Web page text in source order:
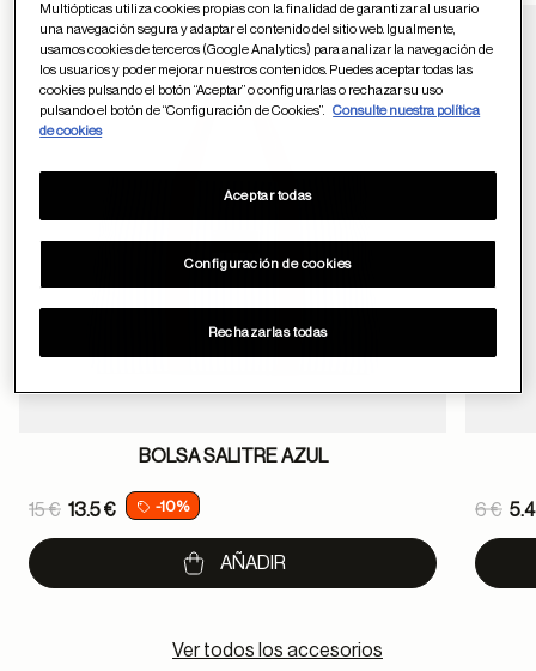
Guardar en
BOLSA SALITRE AZUL
Price reduced from
15 €
to
13.5 € -10%
AÑADIR
6 €
to
Ver todos los accesorios
Multiópticas utiliza cookies propias con la finalidad de garantizar al usuario
una navegación segura y adaptar el contenido del sitio web. Igualmente,
usamos cookies de terceros (Google Analytics) para analizar la navegación de
los usuarios y poder mejorar nuestros contenidos. Puedes aceptar todas las
cookies pulsando el botón “Aceptar” o configurarlas o rechazar su uso
pulsando el botón de “Configuración de Cookies”.
Consulte nuestra política
de cookies
Configuración de cookies
Rechazarlas todas
Aceptar todas